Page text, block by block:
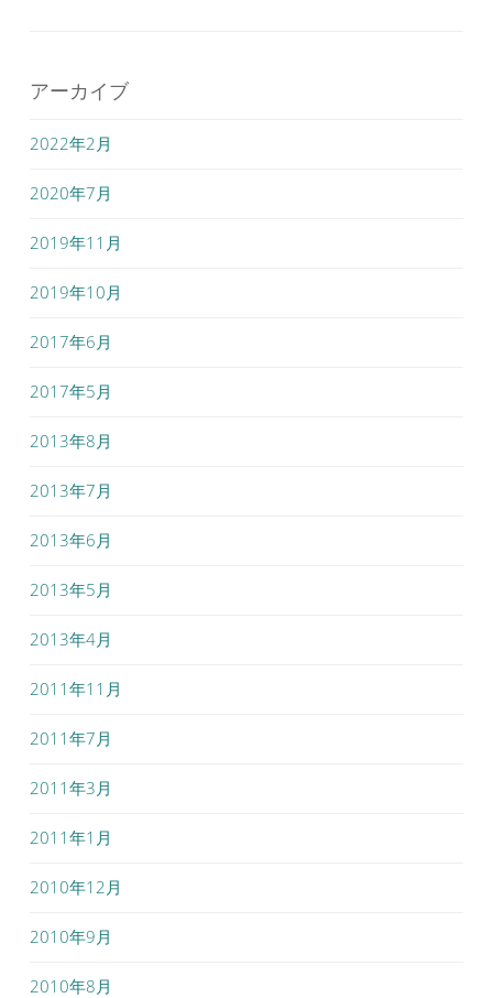
アーカイブ
2022年2月
2020年7月
2019年11月
2019年10月
2017年6月
2017年5月
2013年8月
2013年7月
2013年6月
2013年5月
2013年4月
2011年11月
2011年7月
2011年3月
2011年1月
2010年12月
2010年9月
2010年8月